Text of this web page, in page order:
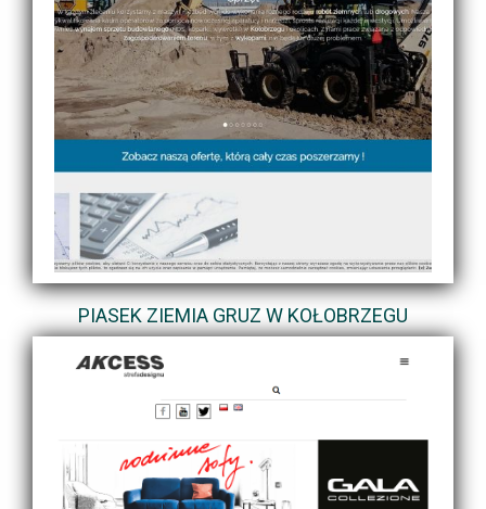
PIASEK ZIEMIA GRUZ W KOŁOBRZEGU